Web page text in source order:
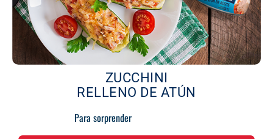
ZUCCHINI
RELLENO DE ATÚN
Para sorprender